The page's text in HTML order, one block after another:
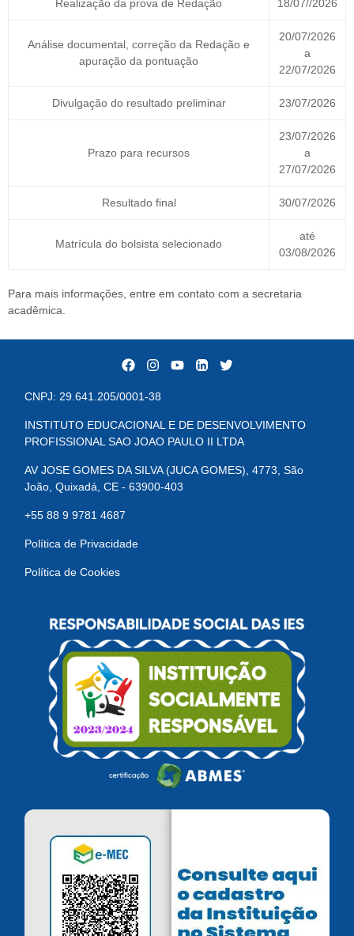
Realização da prova de Redação 18/07//2026
Análise documental, correção da Redação e
apuração da pontuação
20/07/2026
a
22/07/2026
Divulgação do resultado preliminar 23/07/2026
Prazo para recursos
23/07/2026
a
27/07/2026
Resultado final 30/07/2026
Matrícula do bolsista selecionado
até
03/08/2026
Para mais informações, entre em contato com a secretaria
acadêmica.
CNPJ: 29.641.205/0001-38
INSTITUTO EDUCACIONAL E DE DESENVOLVIMENTO
PROFISSIONAL SAO JOAO PAULO II LTDA
AV JOSE GOMES DA SILVA (JUCA GOMES), 4773, São
João, Quixadá, CE - 63900-403
+55 88 9 9781 4687
Política de Privacidade
Política de Cookies